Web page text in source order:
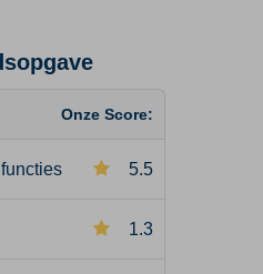
Onze Score:
5.5
1.3